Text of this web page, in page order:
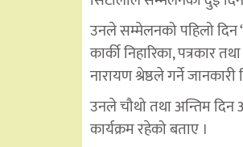
उनले सम्मेलनको पहिलो दिन
कार्की निहारिका, पत्रकार
नारायण श्रेष्ठले गर्ने जानकारी
उनले चौथो तथा अन्तिम दिन
कार्यक्रम रहेको बताए ।